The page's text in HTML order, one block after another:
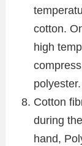
cotton.
high
polyester.
Cotton
during
hand,